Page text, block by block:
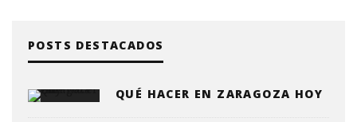
POSTS DESTACADOS
QUÉ HACER EN ZARAGOZA HOY